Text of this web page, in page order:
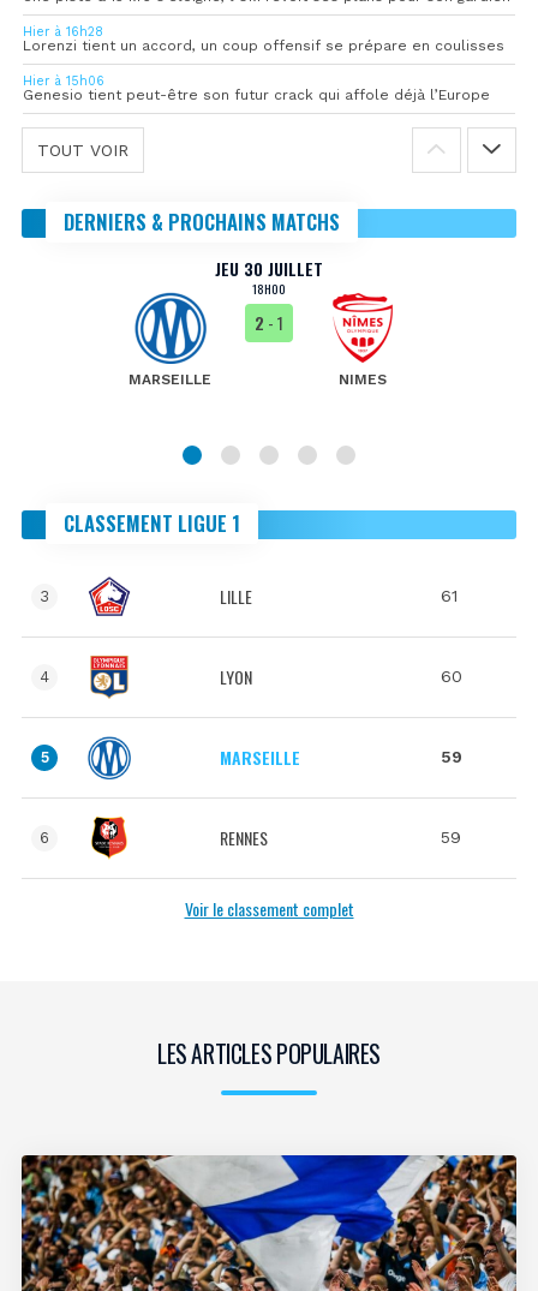
Hier à 16h28
Lorenzi tient un accord, un coup offensif se prépare en coulisses
Hier à 15h06
Genesio tient peut-être son futur crack qui affole déjà l’Europe
TOUT VOIR
DERNIERS & PROCHAINS MATCHS
JEU 30 JUILLET
18H00
MARSEILLE
2 - 1
NIMES
CLASSEMENT LIGUE 1
3 LILLE 61
4 LYON 60
5 MARSEILLE 59
6 RENNES 59
Voir le classement complet
LES ARTICLES POPULAIRES